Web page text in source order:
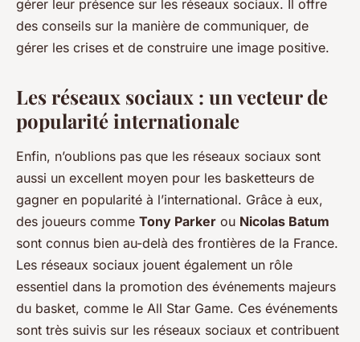
gérer leur présence sur les réseaux sociaux. Il offre
des conseils sur la manière de communiquer, de
gérer les crises et de construire une image positive.
Les réseaux sociaux : un vecteur de
popularité internationale
Enfin, n’oublions pas que les réseaux sociaux sont
aussi un excellent moyen pour les basketteurs de
gagner en popularité à l’international. Grâce à eux,
des joueurs comme Tony Parker ou Nicolas Batum
sont connus bien au-delà des frontières de la France.
Les réseaux sociaux jouent également un rôle
essentiel dans la promotion des événements majeurs
du basket, comme le All Star Game. Ces événements
sont très suivis sur les réseaux sociaux et contribuent